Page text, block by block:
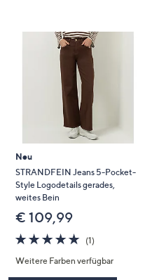
diese
anzuzeigen.
Neu
STRANDFEIN Jeans 5-Pocket-
Style Logodetails gerades,
weites Bein
€ 109,99
5.0
von
5
(1)1
Weitere Farben verfügbar